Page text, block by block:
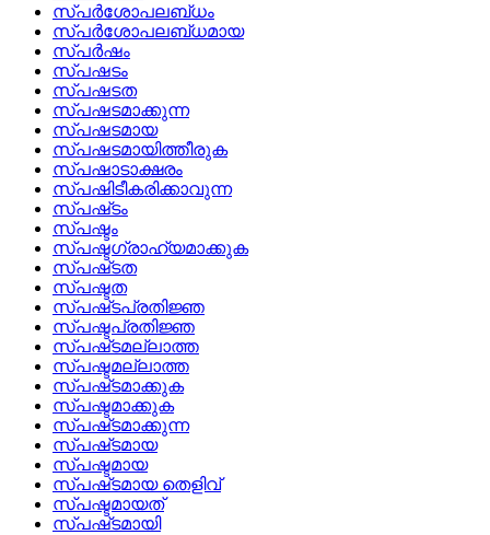
സ്‌പര്‍ശോപലബ്‌ധം
സ്‌പര്‍ശോപലബ്‌ധമായ
സ്‌പര്‍ഷം
സ്‌പഷടം
സ്‌പഷടത
സ്‌പഷടമാക്കുന്ന
സ്‌പഷടമായ
സ്‌പഷടമായിത്തീരുക
സ്‌പഷാടാക്ഷരം
സ്‌പഷിടീകരിക്കാവുന്ന
സ്‌പഷ്‌ടം
സ്പഷ്ടം
സ്പഷ്ടഗ്രാഹ്യമാക്കുക
സ്‌പഷ്‌ടത
സ്പഷ്ടത
സ്‌പഷ്‌ടപ്രതിജ്ഞ
സ്പഷ്ടപ്രതിജ്ഞ
സ്‌പഷ്‌ടമല്ലാത്ത
സ്പഷ്ടമല്ലാത്ത
സ്‌പഷ്‌ടമാക്കുക
സ്പഷ്ടമാക്കുക
സ്‌പഷ്‌ടമാക്കുന്ന
സ്‌പഷ്‌ടമായ
സ്പഷ്ടമായ
സ്‌പഷ്‌ടമായ തെളിവ്
സ്പഷ്ടമായത്
സ്‌പഷ്‌ടമായി